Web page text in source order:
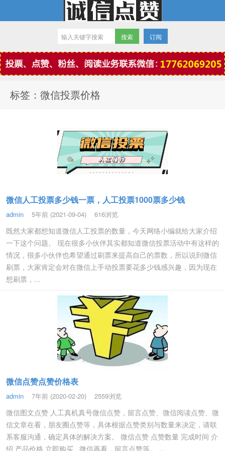
微信点赞
订阅
标签：微信投票价格
微信人工投票多少钱一票，人工投票1000票多少钱
admin 5年前 (2021-09-04) 616浏览
既然大家都想知道微信人工投票的数量，今天网络小编就给大家介绍
一下这个问题。 现在很多小伙伴其实都知道微信投票活动中有这样的
情况，很多小伙伴也希望通过刷票来提高自己的票数，所以说到微信
刷票，大家肯定会对在微信上手动投票要花多少钱感兴趣，因为现在
想刷票，...
微信点赞点赞价格表
admin 7年前 (2020-02-20) 2559浏览
微信图文点赞 人工真机真号微信点赞，留言点赞、微信阅读点赞、微
信文章在看，朋友圈点赞等，具体根据点赞类别与数量来决定，请联
系客服沟通，确定具体的解决方案。 微信点赞 点赞数量 完成时间 介
绍 产品价格 立即购买 微信再看，留言点赞等。 ...